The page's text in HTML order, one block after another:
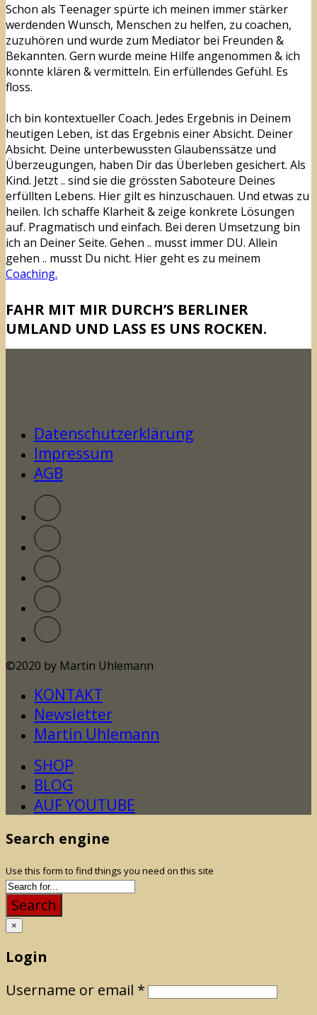
Schon als Teenager spürte ich meinen immer stärker
werdenden Wunsch, Menschen zu helfen, zu coachen,
zuzuhören und wurde zum Mediator bei Freunden &
Bekannten. Gern wurde meine Hilfe angenommen & ich
konnte klären & vermitteln. Ein erfüllendes Gefühl. Es
floss.
Ich bin kontextueller Coach. Jedes Ergebnis in Deinem
heutigen Leben, ist das Ergebnis einer Absicht. Deiner
Absicht. Deine unterbewussten Glaubenssätze und
Überzeugungen, haben Dir das Überleben gesichert. Als
Kind. Jetzt .. sind sie die grössten Saboteure Deines
erfüllten Lebens. Hier gilt es hinzuschauen. Und etwas zu
heilen. Ich schaffe Klarheit & zeige konkrete Lösungen
auf. Pragmatisch und einfach. Bei deren Umsetzung bin
ich an Deiner Seite. Gehen .. musst immer DU. Allein
gehen .. musst Du nicht. Hier geht es zu meinem
Coaching.
FAHR MIT MIR DURCH’S BERLINER
UMLAND UND LASS ES UNS ROCKEN.
Datenschutzerklärung
Impressum
AGB
©2020 by Martin Uhlemann
KONTAKT
Newsletter
Martin Uhlemann
SHOP
BLOG
AUF YOUTUBE
Search engine
Use this form to find things you need on this site
Search
×
Login
Username or email *